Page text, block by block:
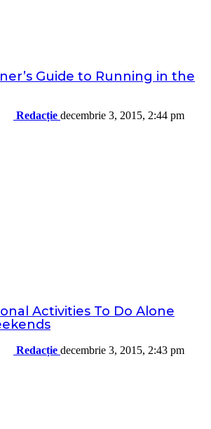
Guide to Running in the
Redacție decembrie 3, 2015, 2:44 pm
Activities To Do Alone
Redacție decembrie 3, 2015, 2:43 pm